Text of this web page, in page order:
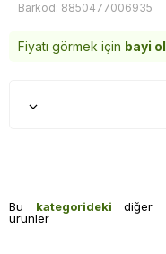
Barkod: 8850477006935
Fiyatı görmek için bayi ol
Bu kategorideki
diğer
ürünler